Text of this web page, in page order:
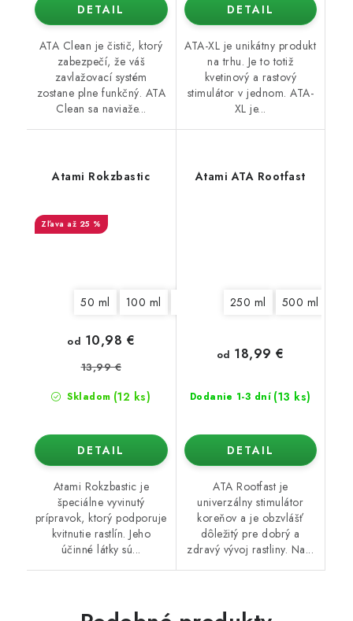
DETAIL
ATA Clean je čistič, ktorý
zabezpečí, že váš
zavlažovací systém
zostane plne funkčný. ATA
Clean sa naviaže...
DETAIL
ATA-XL je unikátny produkt
na trhu. Je to totiž
kvetinový a rastový
stimulátor v jednom. ATA-
XL je...
Atami Rokzbastic
až 25 %
50 ml 100 ml 1250 ml 5,5 l
Skladom (12 ks)
od 10,98 €
13,99 €
DETAIL
Atami Rokzbastic je
špeciálne vyvinutý
prípravok, ktorý podporuje
kvitnutie rastlín. Jeho
účinné látky sú...
Atami ATA Rootfast
250 ml 500 ml
Dodanie 1-3 dní (13 ks)
od 18,99 €
DETAIL
ATA Rootfast je
univerzálny stimulátor
koreňov a je obzvlášť
dôležitý pre dobrý a
zdravý vývoj rastliny. Na...